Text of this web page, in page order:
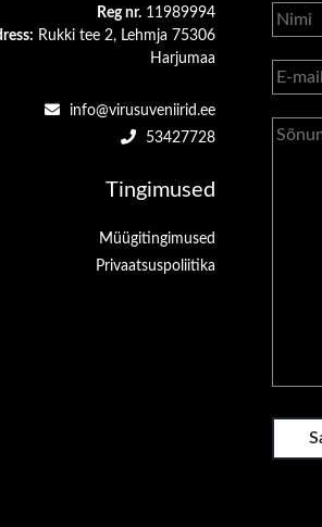
Reg nr. 11989994
Rukki tee 2, Lehmja 75306
Harjumaa
info@virusuveniirid.ee
53427728
Tingimused
Müügitingimused
Privaatsuspoliitika